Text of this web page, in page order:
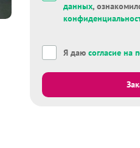
данных,
Я даю согласие на